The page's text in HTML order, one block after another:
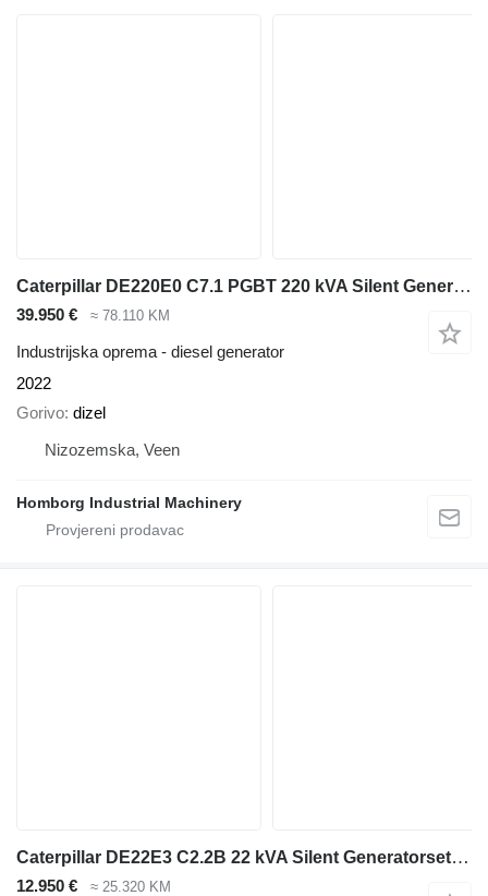
Caterpillar DE220E0 C7.1 PGBT 220 kVA Silent Generatorset CAT New !
39.950 € ≈ 78.110 KM
Industrijska oprema - diesel generator
2022
Gorivo dizel
Nizozemska, Veen
Homborg Industrial Machinery
Caterpillar DE22E3 C2.2B 22 kVA Silent Generatorset CAT New !
12.950 € ≈ 25.320 KM